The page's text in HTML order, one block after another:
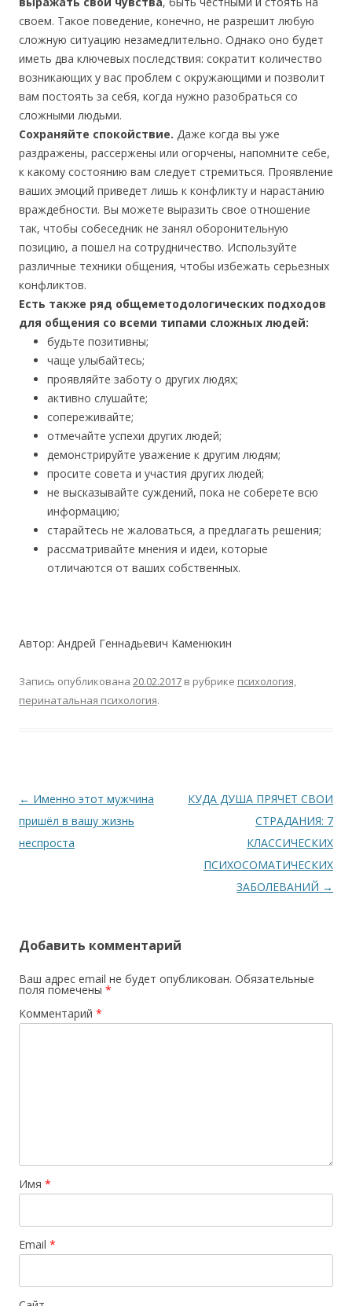
своем. Такое поведение, конечно, не разрешит любую
сложную ситуацию незамедлительно. Однако оно будет
иметь два ключевых последствия: сократит количество
возникающих у вас проблем с окружающими и позволит
вам постоять за себя, когда нужно разобраться со
сложными людьми.
Сохраняйте спокойствие. Даже когда вы уже
раздражены, рассержены или огорчены, напомните себе,
к какому состоянию вам следует стремиться. Проявление
ваших эмоций приведет лишь к конфликту и нарастанию
враждебности. Вы можете выразить свое отношение
так, чтобы собеседник не занял оборонительную
позицию, а пошел на сотрудничество. Используйте
различные техники общения, чтобы избежать серьезных
конфликтов.
Есть также ряд общеметодологических подходов
для общения со всеми типами сложных людей:
будьте позитивны;
чаще улыбайтесь;
проявляйте заботу о других людях;
активно слушайте;
сопереживайте;
отмечайте успехи других людей;
демонстрируйте уважение к другим людям;
просите совета и участия других людей;
не высказывайте суждений, пока не соберете всю
информацию;
старайтесь не жаловаться, а предлагать решения;
рассматривайте мнения и идеи, которые
отличаются от ваших собственных.
Автор: Aндpeй Геннaдьeвич Kaмeнюкин
Запись опубликована 20.02.2017 в рубрике психология,
перинатальная психология.
Навигация по записям
← Именно этот мужчина
пришёл в вашу жизнь
неспроста
КУДА ДУША ПРЯЧЕТ СВОИ
СТРАДАНИЯ: 7
КЛАССИЧЕСКИХ
ПСИХОСОМАТИЧЕСКИХ
ЗАБОЛЕВАНИЙ →
Добавить комментарий
Ваш адрес email не будет опубликован. Обязательные
поля помечены *
Комментарий *
Имя *
Email *